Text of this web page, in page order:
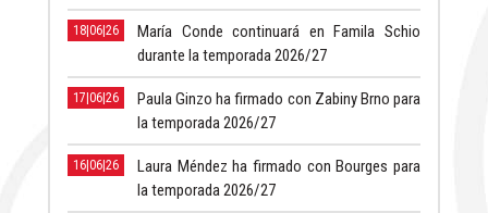
18|06|26
María Conde continuará en Famila Schio
durante la temporada 2026/27
17|06|26
Paula Ginzo ha firmado con Zabiny Brno para
la temporada 2026/27
16|06|26
Laura Méndez ha firmado con Bourges para
la temporada 2026/27